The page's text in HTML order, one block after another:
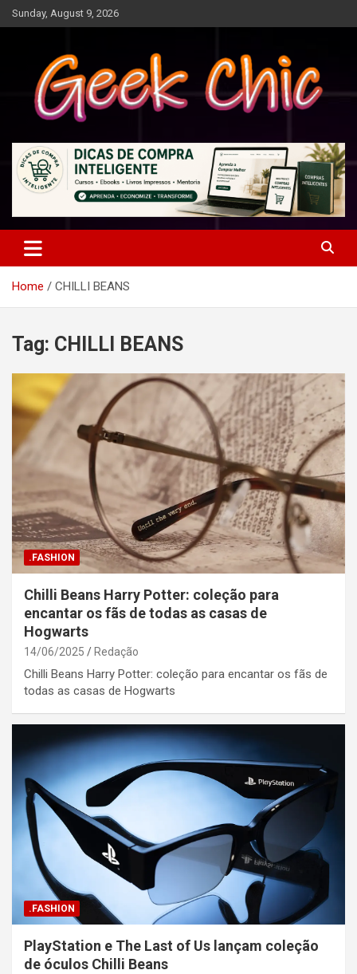
Skip
to
Sunday, August 9, 2026
Geek Chic
Home CHILLI BEANS
Tag: CHILLI BEANS
.FASHION
Chilli Beans Harry Potter: coleção para
encantar os fãs de todas as casas de
Hogwarts
14/06/2025 Redação
Chilli Beans Harry Potter: coleção para encantar os fãs de
todas as casas de Hogwarts
.FASHION
PlayStation e The Last of Us lançam coleção
de óculos Chilli Beans